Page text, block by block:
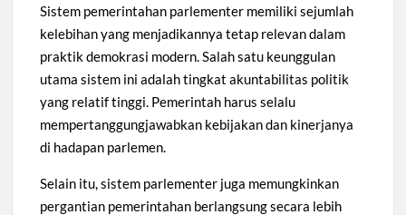
Sistem pemerintahan parlementer memiliki sejumlah
kelebihan yang menjadikannya tetap relevan dalam
praktik demokrasi modern. Salah satu keunggulan
utama sistem ini adalah tingkat akuntabilitas politik
yang relatif tinggi. Pemerintah harus selalu
mempertanggungjawabkan kebijakan dan kinerjanya
di hadapan parlemen.
Selain itu, sistem parlementer juga memungkinkan
pergantian pemerintahan berlangsung secara lebih